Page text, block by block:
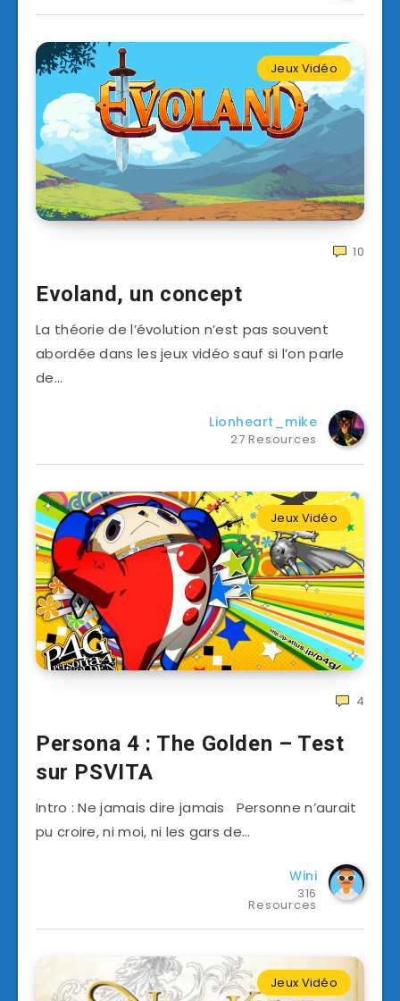
Jeux Vidéo
10
Evoland, un concept
La théorie de l’évolution n’est pas souvent
abordée dans les jeux vidéo sauf si l’on parle
de…
Lionheart_mike
27 Resources
Jeux Vidéo
4
Persona 4 : The Golden – Test
sur PSVITA
Intro : Ne jamais dire jamais Personne n’aurait
pu croire, ni moi, ni les gars de…
Wini
316
Resources
Jeux Vidéo